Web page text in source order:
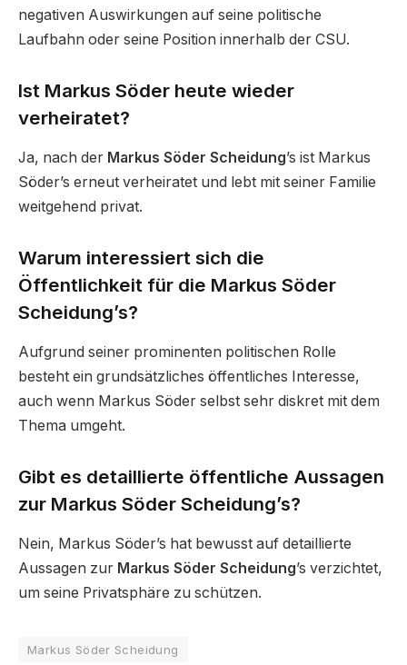
negativen Auswirkungen auf seine politische
Laufbahn oder seine Position innerhalb der CSU.
Ist Markus Söder heute wieder
verheiratet?
Ja, nach der Markus Söder Scheidung’s ist Markus
Söder’s erneut verheiratet und lebt mit seiner Familie
weitgehend privat.
Warum interessiert sich die
Öffentlichkeit für die Markus Söder
Scheidung’s?
Aufgrund seiner prominenten politischen Rolle
besteht ein grundsätzliches öffentliches Interesse,
auch wenn Markus Söder selbst sehr diskret mit dem
Thema umgeht.
Gibt es detaillierte öffentliche Aussagen
zur Markus Söder Scheidung’s?
Nein, Markus Söder’s hat bewusst auf detaillierte
Aussagen zur Markus Söder Scheidung’s verzichtet,
um seine Privatsphäre zu schützen.
Markus Söder Scheidung